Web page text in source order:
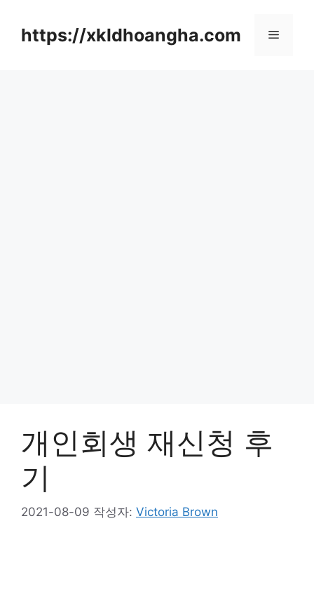
https://xkldhoangha.com 메
개인회생 재신청 후
기
2021-08-09 작성자: Victoria Brown